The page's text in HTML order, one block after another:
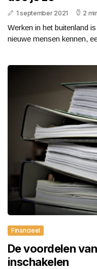
1 september 2021 2
Werken in het buitenland
nieuwe mensen kennen,
Financieel
De voordelen
inschakelen